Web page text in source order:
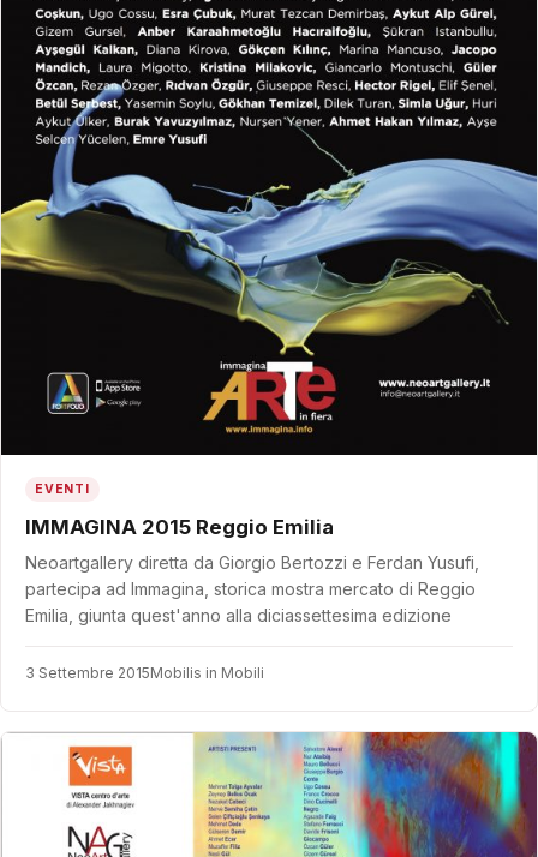
EVENTI
IMMAGINA 2015 Reggio Emilia
Neoartgallery diretta da Giorgio Bertozzi e Ferdan Yusufi,
partecipa ad Immagina, storica mostra mercato di Reggio
Emilia, giunta quest'anno alla diciassettesima edizione
3 Settembre 2015Mobilis in Mobili